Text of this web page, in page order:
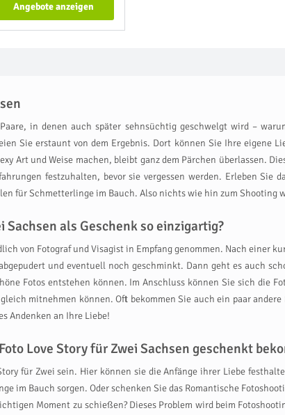
Angebote anzeigen
in denen auch später sehnsüchtig geschwelgt wird –
Sie erstaunt von dem Ergebnis. Dort können Sie Ihre eigene
Art und Weise machen, bleibt ganz dem Pärchen überlassen.
festzuhalten, bevor sie vergessen werden. Erleben Sie
für Schmetterlinge im Bauch. Also nichts wie hin zum Shooting
Sachsen als Geschenk so einzigartig?
von Fotograf und Visagist in Empfang genommen. Nach einer
und eventuell noch geschminkt. Dann geht es auch
Fotos entstehen können. Im Anschluss können Sie sich die
mitnehmen können. Oft bekommen Sie auch ein paar
Andenken an Ihre Liebe!
Love Story für Zwei Sachsen geschenkt
für Zwei sein. Hier können sie die Anfänge ihrer Liebe
im Bauch sorgen. Oder schenken Sie das Romantische
Moment zu schießen? Dieses Problem wird beim